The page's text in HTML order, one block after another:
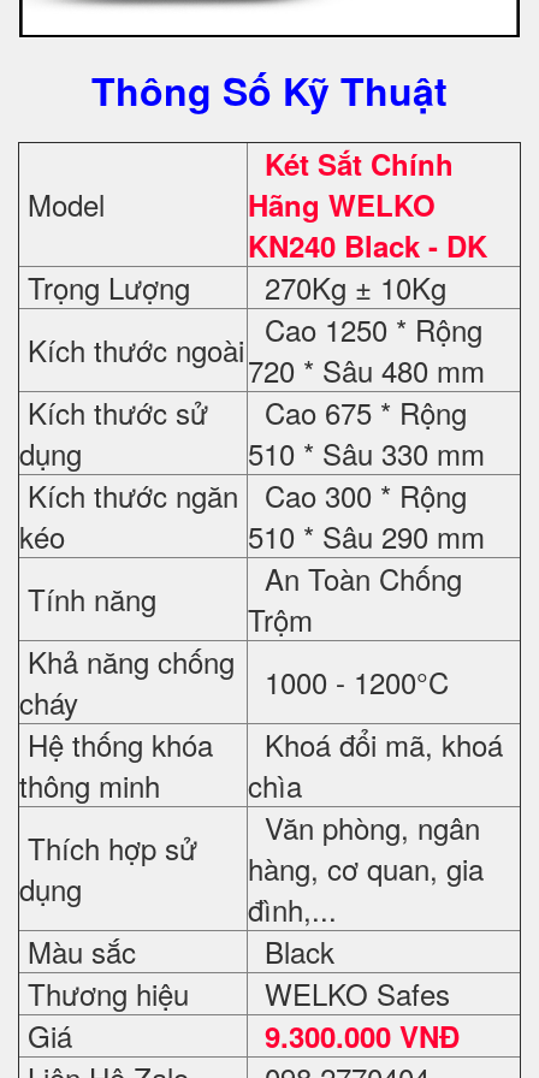
Thông Số Kỹ Thuật
Model
Két Sắt Chính
Hãng WELKO
KN240 Black - DK
Trọng Lượng
270Kg ± 10Kg
Kích thước ngoài Cao 1250 * Rộng
720 * Sâu 480 mm
Kích thước sử
dụng
Cao 675 * Rộng
510 * Sâu 330 mm
Kích thước ngăn
kéo
Cao 300 * Rộng
510 * Sâu 290 mm
Tính năng
An Toàn Chống
Trộm
Khả năng chống
cháy
1000 - 1200°C
Hệ thống khóa
thông minh
Khoá đổi mã, khoá
chìa
Thích hợp sử
dụng
Văn phòng, ngân
hàng, cơ quan, gia
đình,...
Màu sắc
Black
Thương hiệu
WELKO Safes
Giá
9.300.000 VNĐ